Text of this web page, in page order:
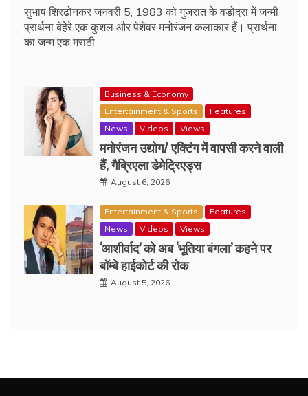
सुभाष शिरढोनकर जनवरी 5, 1983 को गुजरात के वडोदरा में जन्मी
प्रार्थना बेहेरे एक कुशल और पेशेवर मनोरंजन कलाकार हैं। प्रार्थना
का जन्म एक मराठी
Business & Economy
Entertainment & Sports
Features
News
Videos Views
मनोरंजन उद्योग/ एक्टिंग में वापसी करने वाली
हैं, गैब्रिएला डेमेट्रिएड्स
August 6, 2026
Entertainment & Sports
Features
News
Videos Views
‘आशीर्वाद’ को अब ‘भूतिया बंगला’ कहने पर
बॉम्बे हाईकोर्ट की रोक
August 5, 2026